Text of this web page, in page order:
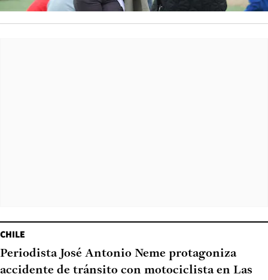
CHILE
Periodista José Antonio Neme protagoniza
accidente de tránsito con motociclista en Las